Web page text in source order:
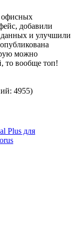
офисных
добавили
данных и улучшили
можно
то вообще топ!
4955)
Plus для